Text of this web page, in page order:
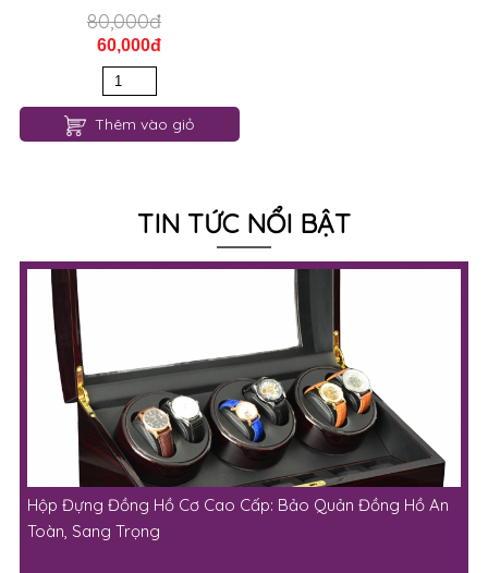
0393 quần lót nam coton
80,000đ
60,000đ
Thêm vào giỏ
TIN TỨC NỔI BẬT